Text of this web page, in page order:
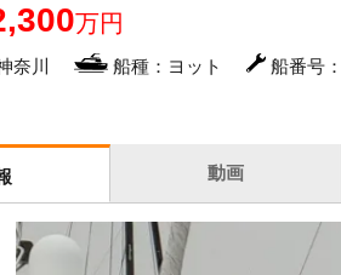
万円
奈川 船種：ヨット 船番号
動画